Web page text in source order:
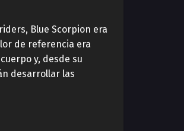
Blue Scorpion era
de referencia era
y, desde su
desarrollar las